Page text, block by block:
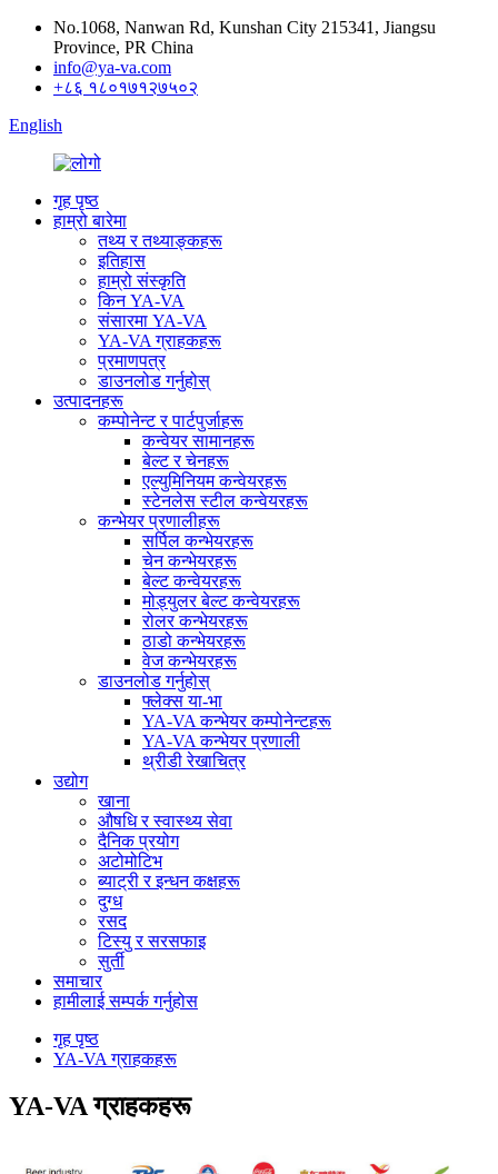
No.1068, Nanwan Rd, Kunshan City 215341, Jiangsu
Province, PR China
info@ya-va.com
+८६ १८०१७१२७५०२
English
गृह पृष्ठ
हाम्रो बारेमा
तथ्य र तथ्याङ्कहरू
इतिहास
हाम्रो संस्कृति
किन YA-VA
संसारमा YA-VA
YA-VA ग्राहकहरू
प्रमाणपत्र
डाउनलोड गर्नुहोस्
उत्पादनहरू
कम्पोनेन्ट र पार्टपुर्जाहरू
कन्वेयर सामानहरू
बेल्ट र चेनहरू
एल्युमिनियम कन्वेयरहरू
स्टेनलेस स्टील कन्वेयरहरू
कन्भेयर प्रणालीहरू
सर्पिल कन्भेयरहरू
चेन कन्भेयरहरू
बेल्ट कन्वेयरहरू
मोड्युलर बेल्ट कन्वेयरहरू
रोलर कन्भेयरहरू
ठाडो कन्भेयरहरू
वेज कन्भेयरहरू
डाउनलोड गर्नुहोस्
फ्लेक्स या-भा
YA-VA कन्भेयर कम्पोनेन्टहरू
YA-VA कन्भेयर प्रणाली
थ्रीडी रेखाचित्र
उद्योग
खाना
औषधि र स्वास्थ्य सेवा
दैनिक प्रयोग
अटोमोटिभ
ब्याट्री र इन्धन कक्षहरू
दुग्ध
रसद
टिस्यु र सरसफाइ
सुर्ती
समाचार
हामीलाई सम्पर्क गर्नुहोस
गृह पृष्ठ
YA-VA ग्राहकहरू
YA-VA ग्राहकहरू